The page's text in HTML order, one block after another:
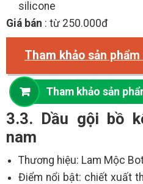
silicone
Giá bán : từ 250.000đ
Tham khảo sản
Tham khảo sản
3.3. Dầu gội bồ
nam
Thương hiệu: Lam Mộc
Điểm nổi bật: chiết xuất